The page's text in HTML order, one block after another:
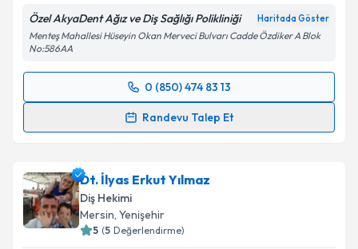
Özel AkyaDent Ağız ve Diş Sağlığı Polikliniği Haritada Göster
Menteş Mahallesi Hüseyin Okan Merveci Bulvarı Cadde Özdiker A Blok
No:586AA
0 (850) 474 83 13
Randevu Talep Et
Randevu Takvimi Talebi
takvim hazırlandığında e-posta ile bilgilendireceğiz.
E-posta Adresiniz
Dt. İlyas Erkut Yılmaz
Diş Hekimi
Mersin, Yenişehir
5 (5 Değerlendirme)